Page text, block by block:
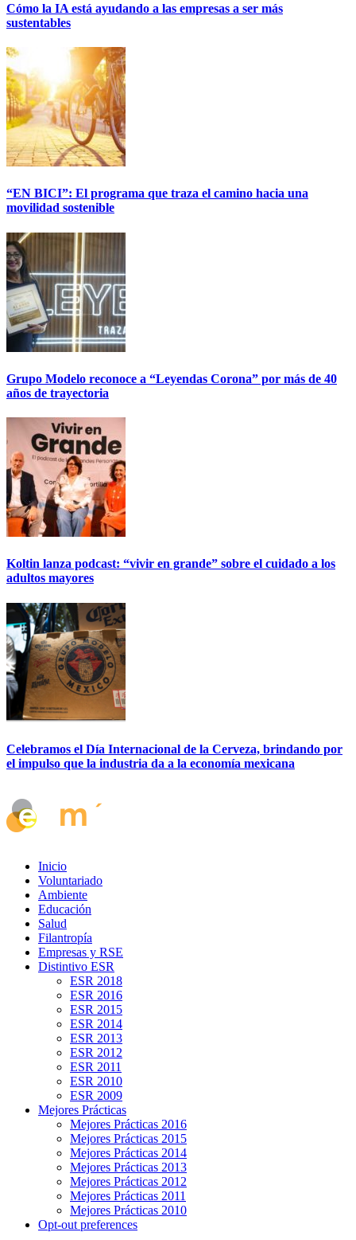
Cómo la IA está ayudando a las empresas a ser más
sustentables
“EN BICI”: El programa que traza el camino hacia una
movilidad sostenible
Grupo Modelo reconoce a “Leyendas Corona” por más de 40
años de trayectoria
Koltin lanza podcast: “vivir en grande” sobre el cuidado a los
adultos mayores
Celebramos el Día Internacional de la Cerveza, brindando por
el impulso que la industria da a la economía mexicana
Inicio
Voluntariado
Ambiente
Educación
Salud
Filantropía
Empresas y RSE
Distintivo ESR
ESR 2018
ESR 2016
ESR 2015
ESR 2014
ESR 2013
ESR 2012
ESR 2011
ESR 2010
ESR 2009
Mejores Prácticas
Mejores Prácticas 2016
Mejores Prácticas 2015
Mejores Prácticas 2014
Mejores Prácticas 2013
Mejores Prácticas 2012
Mejores Prácticas 2011
Mejores Prácticas 2010
Opt-out preferences